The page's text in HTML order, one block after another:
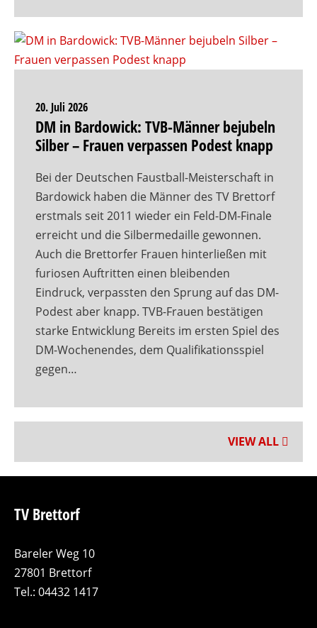
20. Juli 2026
DM in Bardowick: TVB-Männer bejubeln
Silber – Frauen verpassen Podest knapp
Bei der Deutschen Faustball-Meisterschaft in
Bardowick haben die Männer des TV Brettorf
erstmals seit 2011 wieder ein Feld-DM-Finale
erreicht und die Silbermedaille gewonnen.
Auch die Brettorfer Frauen hinterließen mit
furiosen Auftritten einen bleibenden
Eindruck, verpassten den Sprung auf das DM-
Podest aber knapp. TVB-Frauen bestätigen
starke Entwicklung Bereits im ersten Spiel des
DM-Wochenendes, dem Qualifikationsspiel
gegen…
VIEW ALL
TV Brettorf
Bareler Weg 10
27801 Brettorf
Tel.: 04432 1417